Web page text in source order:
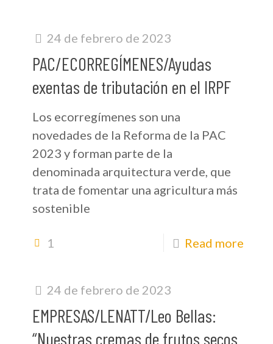
24 de febrero de 2023
PAC/ECORREGÍMENES/Ayudas
exentas de tributación en el IRPF
Los ecorregímenes son una
novedades de la Reforma de la PAC
2023 y forman parte de la
denominada arquitectura verde, que
trata de fomentar una agricultura más
sostenible
1 Read more
24 de febrero de 2023
EMPRESAS/LENATT/Leo Bellas:
“Nuestras cremas de frutos secos